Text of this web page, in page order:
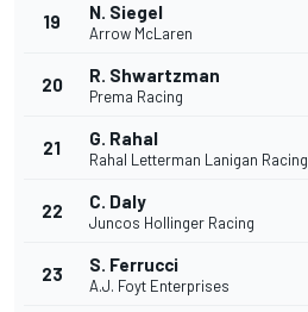
19 N. Siegel
Arrow McLaren
20 R. Shwartzman
Prema Racing
21 G. Rahal
Rahal Letterman Lanigan Racing
22 C. Daly
Juncos Hollinger Racing
23 S. Ferrucci
A.J. Foyt Enterprises